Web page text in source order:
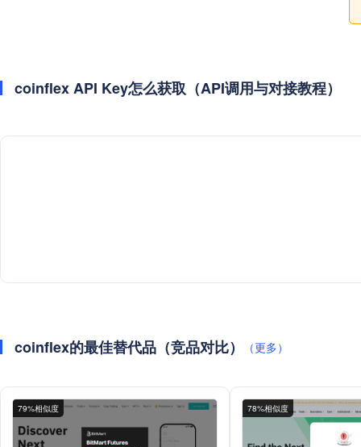
coinflex API Key怎么获取（API调用与对接教程）
coinflex的最佳替代品（竞品对比） （更多）
79%相似度 78%相似度